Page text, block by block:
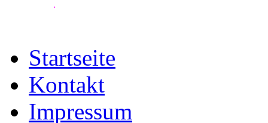
.
Startseite
Kontakt
Impressum